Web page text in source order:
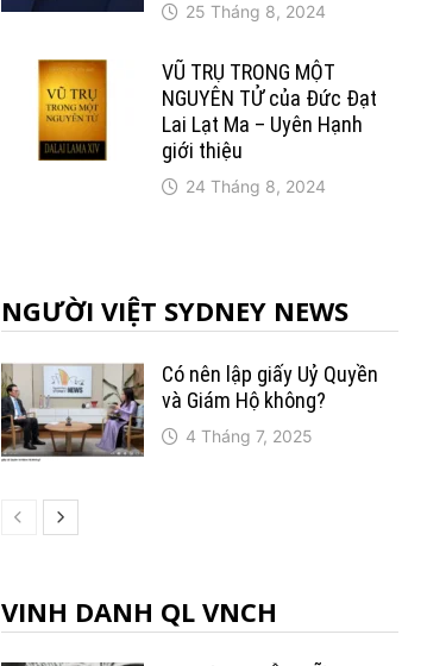
25 Tháng 8, 2024
VŨ TRỤ TRONG MỘT
NGUYÊN TỬ của Đức Đạt
Lai Lạt Ma – Uyên Hạnh
giới thiệu
24 Tháng 8, 2024
NGƯỜI VIỆT SYDNEY NEWS
Có nên lập giấy Uỷ Quyền
và Giám Hộ không?
4 Tháng 7, 2025
VINH DANH QL VNCH